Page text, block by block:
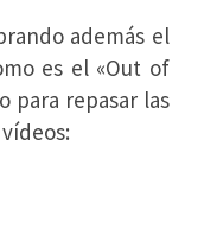
además el
es el «Out of
para repasar las